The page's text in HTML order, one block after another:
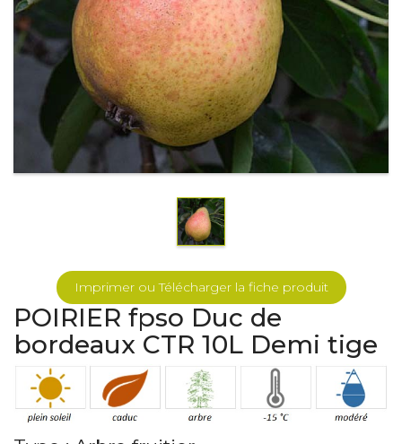
Imprimer ou Télécharger la fiche produit
POIRIER fpso Duc de
bordeaux CTR 10L Demi tige